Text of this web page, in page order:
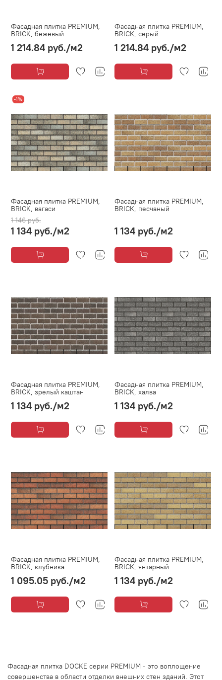
Фасадная плитка PREMIUM,
BRICK, бежевый
1 214.84 руб./м2
Фасадная плитка PREMIUM,
BRICK, серый
1 214.84 руб./м2
-1%
Фасадная плитка PREMIUM,
BRICK, вагаси
1 146 руб.
1 134 руб./м2
Фасадная плитка PREMIUM,
BRICK, песчаный
1 134 руб./м2
Фасадная плитка PREMIUM,
BRICK, зрелый каштан
1 134 руб./м2
Фасадная плитка PREMIUM,
BRICK, халва
1 134 руб./м2
Фасадная плитка PREMIUM,
BRICK, клубника
1 095.05 руб./м2
Фасадная плитка PREMIUM,
BRICK, янтарный
1 134 руб./м2
Фасадная плитка DOCKE серии PREMIUM - это воплощение
совершенства в области отделки внешних стен зданий. Этот